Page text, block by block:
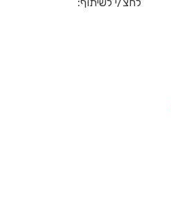
לחצ/י לשיתוף: